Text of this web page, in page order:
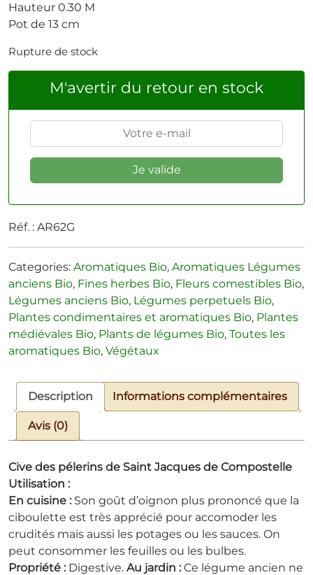
Hauteur 0.30 M
Pot de 13 cm
Rupture de stock
M'avertir du retour en stock
Réf. : AR62G
Categories: Aromatiques Bio, Aromatiques Légumes
anciens Bio, Fines herbes Bio, Fleurs comestibles Bio,
Légumes anciens Bio, Légumes perpetuels Bio,
Plantes condimentaires et aromatiques Bio, Plantes
médiévales Bio, Plants de légumes Bio, Toutes les
aromatiques Bio, Végétaux
Description Informations complémentaires
Avis (0)
Cive des pélerins de Saint Jacques de Compostelle
Utilisation :
En cuisine : Son goût d’oignon plus prononcé que la
ciboulette est très apprécié pour accomoder les
crudités mais aussi les potages ou les sauces. On
peut consommer les feuilles ou les bulbes.
Propriété : Digestive. Au jardin : Ce légume ancien ne